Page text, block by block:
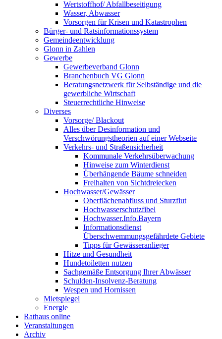
Wertstoffhof/ Abfallbeseitigung
Wasser, Abwasser
Vorsorgen für Krisen und Katastrophen
Bürger- und Ratsinformationssystem
Gemeindeentwicklung
Glonn in Zahlen
Gewerbe
Gewerbeverband Glonn
Branchenbuch VG Glonn
Beratungsnetzwerk für Selbständige und die
gewerbliche Wirtschaft
Steuerrechtliche Hinweise
Diverses
Vorsorge/ Blackout
Alles über Desinformation und
Verschwörungstheorien auf einer Webseite
Verkehrs- und Straßensicherheit
Kommunale Verkehrsüberwachung
Hinweise zum Winterdienst
Überhängende Bäume schneiden
Freihalten von Sichtdreiecken
Hochwasser/Gewässer
Oberflächenabfluss und Sturzflut
Hochwasserschutzfibel
Hochwasser.Info.Bayern
Informationsdienst
Überschwemmungsgefährdete Gebiete
Tipps für Gewässeranlieger
Hitze und Gesundheit
Hundetoiletten nutzen
Sachgemäße Entsorgung Ihrer Abwässer
Schulden-Insolvenz-Beratung
Wespen und Hornissen
Mietspiegel
Energie
Rathaus online
Veranstaltungen
Archiv